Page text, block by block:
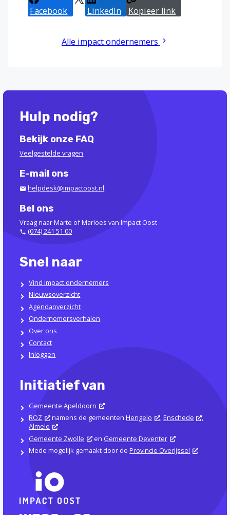
Facebook LinkedIn Kopieer link
Alle impact ondernemers
Hulp nodig?
Bekijk onze FAQ
Veelgestelde vragen
E-mail ons
helpdesk@impactoost.nl
Bel ons
Vraag naar Marte of Marloes van Impact Oost
(074) 241 51 00
Snel naar
Vind impact ondernemers
Nieuwsoverzicht
Agendaoverzicht
Ondernemersverhalen
Over ons
Contact
Inloggen
Initiatief van
Gemeente Apeldoorn
ROZ
namens de gemeentenHengelo ,Enschede
,
Almelo
Gemeente Zwolle
en Gemeente Deventer
Mede mogelijk gemaakt door deProvincie Overijssel